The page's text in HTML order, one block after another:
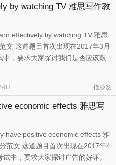
by watching TV 雅思写作教
effectively by watching TV 雅思
文 这道题目首次出现在2017年3月
中，要求大家探讨我们是否应该鼓
长时间看电视会影响其视力，耽
无暇跟小伙 ...
03 抢沙发
economic effects 雅思写
have positive economic effects 雅
范文 这道题目首次出现在2017年4
试中，要求大家探讨广告的好坏。